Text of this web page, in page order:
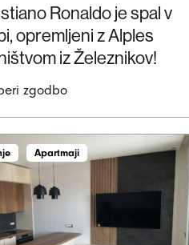
Ronaldo je spal v
opremljeni z Alples
iz Železnikov!
zgodbo
Apartmaji